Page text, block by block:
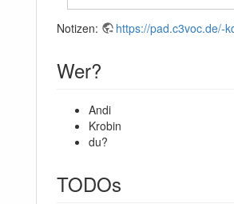
Notizen: https://pad.c3voc.de/-
Wer?
Andi
Krobin
du?
TODOs